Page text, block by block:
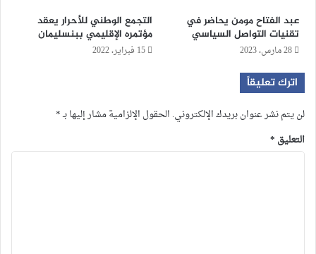
عبد الفتاح مومن يحاضر في
تقنيات التواصل السياسي
28 مارس، 2023
التجمع الوطني للأحرار يعقد
مؤتمره الإقليمي ببنسليمان
15 فبراير، 2022
اترك تعليقاً
لن يتم نشر عنوان بريدك الإلكتروني. الحقول الإلزامية مشار إليها بـ*
التعليق *